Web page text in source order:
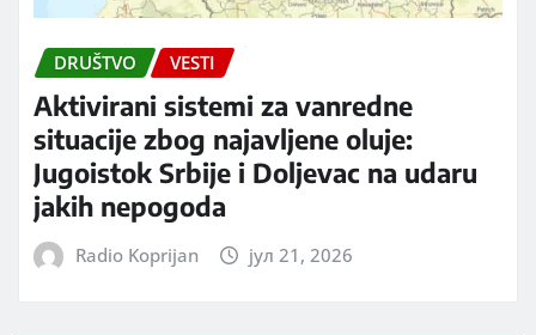
DRUŠTVO VESTI
Aktivirani sistemi za vanredne
situacije zbog najavljene oluje:
Jugoistok Srbije i Doljevac na udaru
jakih nepogoda
Radio Koprijan јул 21, 2026